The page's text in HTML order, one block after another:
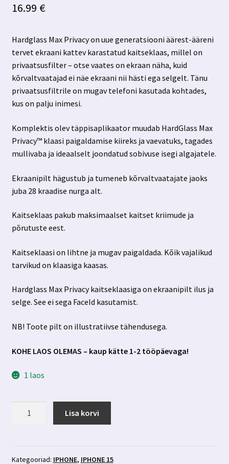
16.99 €
Hardglass Max Privacy on uue generatsiooni äärest-ääreni
tervet ekraani kattev karastatud kaitseklaas, millel on
privaatsusfilter – otse vaates on ekraan näha, kuid
kõrvaltvaatajad ei näe ekraani nii hästi ega selgelt. Tänu
privaatsusfiltrile on mugav telefoni kasutada kohtades,
kus on palju inimesi.
Komplektis olev täppisaplikaator muudab HardGlass Max
Privacy™ klaasi paigaldamise kiireks ja vaevatuks, tagades
mullivaba ja ideaalselt joondatud sobivuse isegi algajatele.
Ekraanipilt hägustub ja tumeneb kõrvaltvaatajate jaoks
juba 28 kraadise nurga alt.
Kaitseklaas pakub maksimaalset kaitset kriimude ja
põrutuste eest.
Kaitseklaasi on lihtne ja mugav paigaldada. Kõik vajalikud
tarvikud on klaasiga kaasas.
Hardglass Max Privacy kaitseklaasiga on ekraanipilt ilus ja
selge. See ei sega FaceId kasutamist.
NB! Toote pilt on illustratiivse tähendusega.
KOHE LAOS OLEMAS – kaup kätte 1-2 tööpäevaga!
1 laos
3MK
Lisa korvi
Kategooriad: IPHONE, IPHONE 15